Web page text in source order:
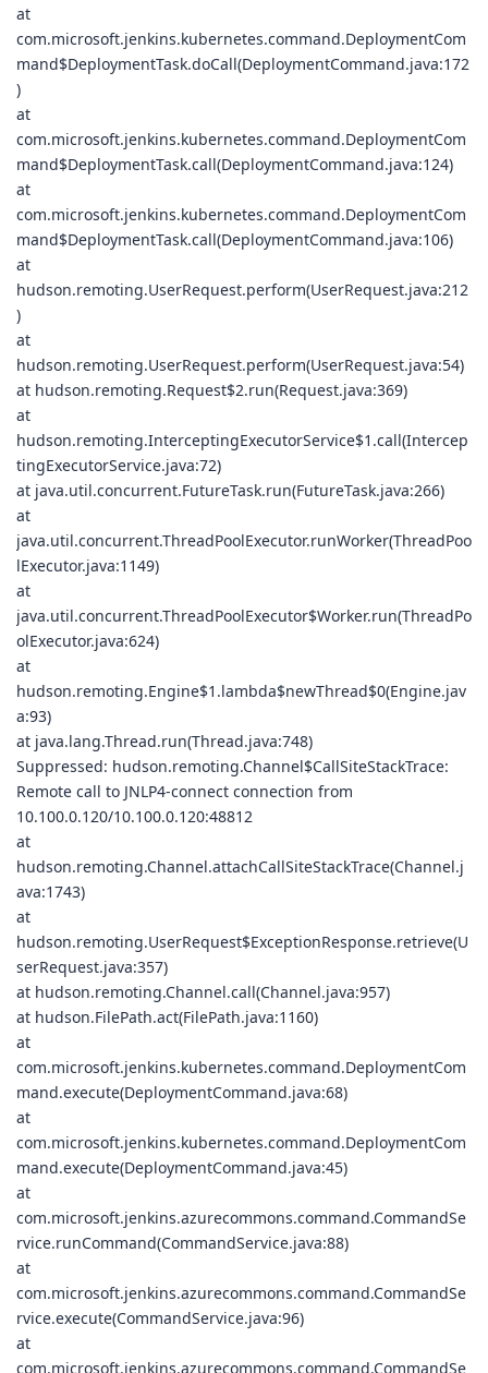
at
com.microsoft.jenkins.kubernetes.command.DeploymentCom
mand$DeploymentTask.doCall(DeploymentCommand.java:172
)
at
com.microsoft.jenkins.kubernetes.command.DeploymentCom
mand$DeploymentTask.call(DeploymentCommand.java:124)
at
com.microsoft.jenkins.kubernetes.command.DeploymentCom
mand$DeploymentTask.call(DeploymentCommand.java:106)
at
hudson.remoting.UserRequest.perform(UserRequest.java:212
)
at
hudson.remoting.UserRequest.perform(UserRequest.java:54)
at hudson.remoting.Request$2.run(Request.java:369)
at
hudson.remoting.InterceptingExecutorService$1.call(Intercep
tingExecutorService.java:72)
at java.util.concurrent.FutureTask.run(FutureTask.java:266)
at
java.util.concurrent.ThreadPoolExecutor.runWorker(ThreadPoo
lExecutor.java:1149)
at
java.util.concurrent.ThreadPoolExecutor$Worker.run(ThreadPo
olExecutor.java:624)
at
hudson.remoting.Engine$1.lambda$newThread$0(Engine.jav
a:93)
at java.lang.Thread.run(Thread.java:748)
Suppressed: hudson.remoting.Channel$CallSiteStackTrace:
Remote call to JNLP4-connect connection from
10.100.0.120/10.100.0.120:48812
at
hudson.remoting.Channel.attachCallSiteStackTrace(Channel.j
ava:1743)
at
hudson.remoting.UserRequest$ExceptionResponse.retrieve(U
serRequest.java:357)
at hudson.remoting.Channel.call(Channel.java:957)
at hudson.FilePath.act(FilePath.java:1160)
at
com.microsoft.jenkins.kubernetes.command.DeploymentCom
mand.execute(DeploymentCommand.java:68)
at
com.microsoft.jenkins.kubernetes.command.DeploymentCom
mand.execute(DeploymentCommand.java:45)
at
com.microsoft.jenkins.azurecommons.command.CommandSe
rvice.runCommand(CommandService.java:88)
at
com.microsoft.jenkins.azurecommons.command.CommandSe
rvice.execute(CommandService.java:96)
at
com.microsoft.jenkins.azurecommons.command.CommandSe